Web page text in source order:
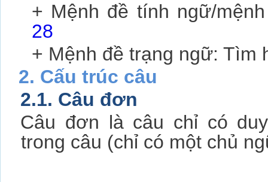
+ Mệnh đề tính ngữ/
28
+ Mệnh đề trạng ngữ: Tìm
2. Cấu trúc câu
2.1. Câu đơn
Câu đơn là câu chỉ có
trong câu (chỉ có một chủ